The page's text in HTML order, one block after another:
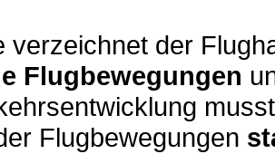
verzeichnet der
Flugbewegungen
Flugbewegungen